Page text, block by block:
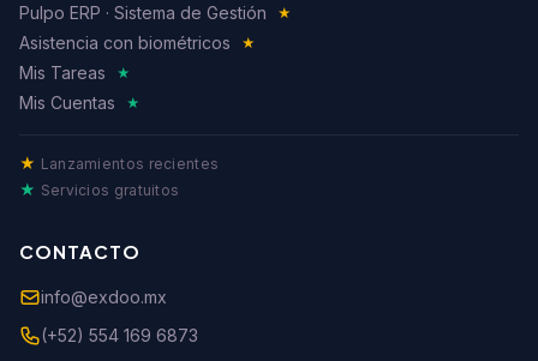
Pulpo ERP · Sistema de Gestión ★
Asistencia con biométricos ★
Mis Tareas ★
Mis Cuentas ★
★ Lanzamientos recientes
★ Servicios gratuitos
CONTACTO
info@exdoo.mx
(+52) 554 169 6873